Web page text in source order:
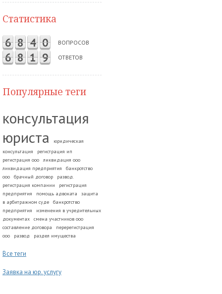
Статистика
6 8 4 0 ВОПРОСОВ
6 8 1 9 ОТВЕТОВ
Популярные теги
консультация
юриста
юридическая
консультация
регистрация ип
регистрация ооо
ликвидация ооо
ликвидация предприятия
банкротство
ооо
брачный договор
развод.
регистрация компании
регистрация
предприятия
помощь адвоката
защита
в арбитражном суде
банкротство
предприятия
изменения в учредительных
документах
смена участников ооо
составление договора
перерегистрация
ооо
развод раздел имущества
Все теги
Заявка на юр. услугу